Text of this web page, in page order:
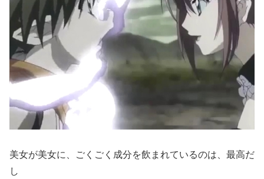
美女が美女に、ごくごく成分を飲まれているのは、最高だ
し